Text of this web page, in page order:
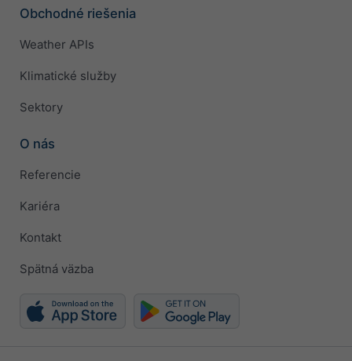
Obchodné riešenia
Weather APIs
Klimatické služby
Sektory
O nás
Referencie
Kariéra
Kontakt
Spätná väzba